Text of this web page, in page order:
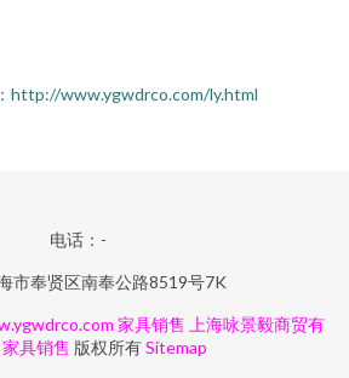
http://www.ygwdrco.com/ly.html
电话：-
市奉贤区南奉公路8519号7K
家具销售 上海咏景毅商贸有
家具销售 版权所有Sitemap